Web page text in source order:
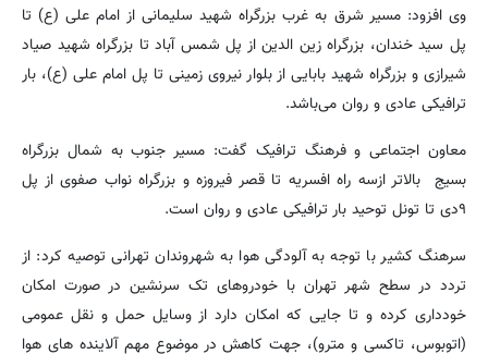
وی افزود: مسیر شرق به غرب بزرگراه شهید سلیمانی از امام علی (ع) تا
پل سید خندان، بزرگراه زین الدین از پل شمس آباد تا بزرگراه شهید صیاد
شیرازی و بزرگراه شهید بابایی از بلوار نیروی زمینی تا پل امام علی (ع)، بار
ترافیکی عادی و روان می‌باشد.
معاون اجتماعی و فرهنگ ترافیک گفت: مسیر جنوب به شمال بزرگراه
بسیج بالاتر ازسه راه افسریه تا قصر فیروزه و بزرگراه نواب صفوی از پل
۹دی تا تونل توحید بار ترافیکی عادی و روان است.
سرهنگ کشیر با توجه به آلودگی هوا به شهروندان تهرانی توصیه کرد: از
تردد در سطح شهر تهران با خودروهای تک سرنشین در صورت امکان
خودداری کرده و تا جایی که امکان دارد از وسایل حمل و نقل عمومی
(اتوبوس، تاکسی و مترو)، جهت کاهش در موضوع مهم آلاینده های هوا